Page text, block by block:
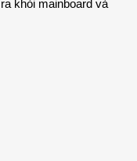
khỏi mainboard và